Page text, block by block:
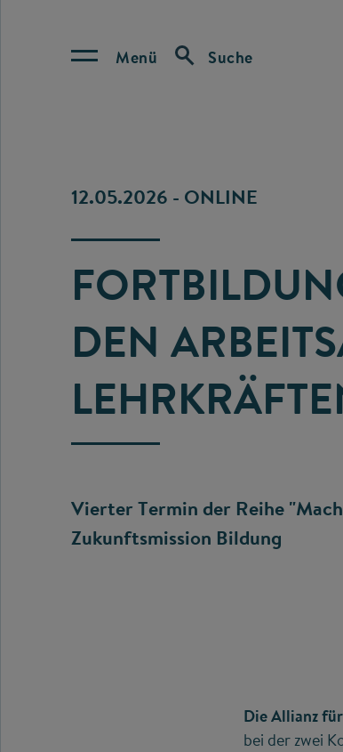
Menü Suche
12.05.2026 - ONLINE
DEN
Vierter Termin der Reihe
Zukunftsmission Bildung
Die Allianz
bei der zwei